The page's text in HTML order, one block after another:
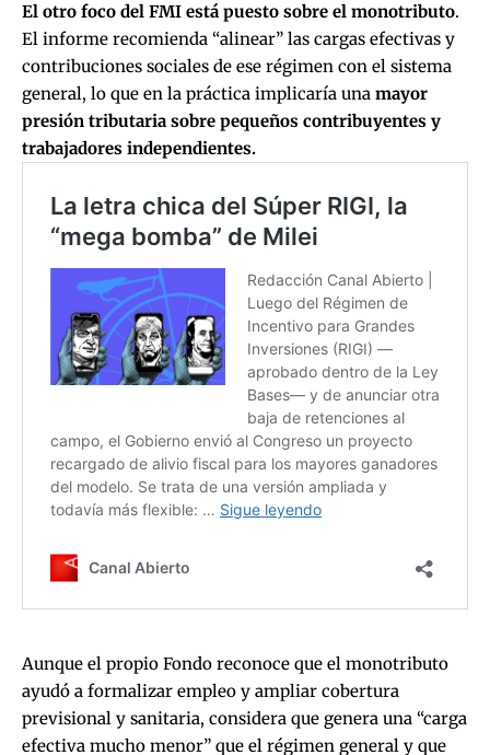
El otro foco del FMI está puesto sobre el monotributo.
El informe recomienda “alinear” las cargas efectivas y
contribuciones sociales de ese régimen con el sistema
general, lo que en la práctica implicaría una mayor
presión tributaria sobre pequeños contribuyentes y
trabajadores independientes.
Aunque el propio Fondo reconoce que el monotributo
ayudó a formalizar empleo y ampliar cobertura
previsional y sanitaria, considera que genera una “carga
efectiva mucho menor” que el régimen general y que